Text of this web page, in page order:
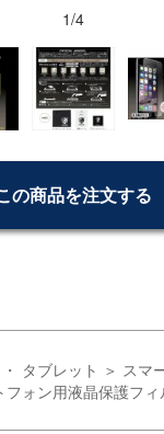
1/4
の商品を注文する
タブレット ＞ スマ
フォン用液晶保護フィ